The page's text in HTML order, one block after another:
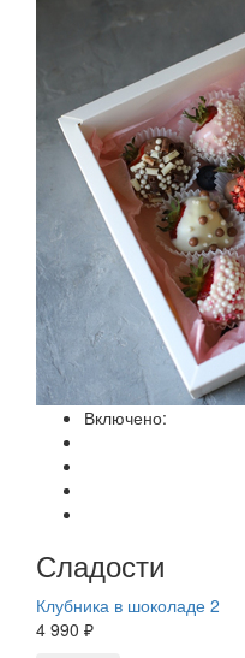
Включено:
Сладости
Клубника в шоколаде 2
4 990 ₽